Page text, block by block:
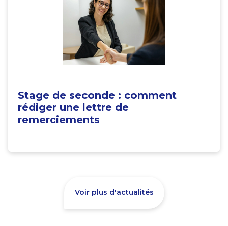
Stage de seconde : comment
rédiger une lettre de
remerciements
Voir plus d'actualités